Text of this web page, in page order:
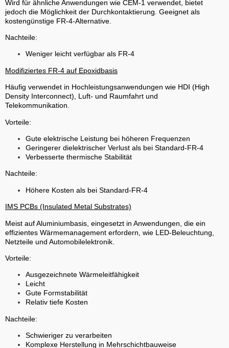
Wird für ähnliche Anwendungen wie CEM-1 verwendet, bietet
jedoch die Möglichkeit der Durchkontaktierung. Geeignet als
kostengünstige FR-4-Alternative.
Nachteile:
Weniger leicht verfügbar als FR-4
Modifiziertes FR-4 auf Epoxidbasis
Häufig verwendet in Hochleistungsanwendungen wie HDI (High
Density Interconnect), Luft- und Raumfahrt und
Telekommunikation.
Vorteile:
Gute elektrische Leistung bei höheren Frequenzen
Geringerer dielektrischer Verlust als bei Standard-FR-4
Verbesserte thermische Stabilität
Nachteile:
Höhere Kosten als bei Standard-FR-4
IMS PCBs (Insulated Metal Substrates)
Meist auf Aluminiumbasis, eingesetzt in Anwendungen, die ein
effizientes Wärmemanagement erfordern, wie LED-Beleuchtung,
Netzteile und Automobilelektronik.
Vorteile:
Ausgezeichnete Wärmeleitfähigkeit
Leicht
Gute Formstabilität
Relativ tiefe Kosten
Nachteile:
Schwieriger zu verarbeiten
Komplexe Herstellung in Mehrschichtbauweise